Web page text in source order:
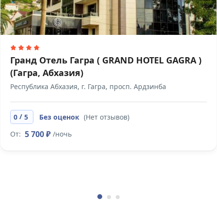
Гранд Отель Гагра ( GRAND HOTEL GAGRA )
(Гагра, Абхазия)
Республика Абхазия, г. Гагра, просп. Ардзинба
0 / 5 Без оценок (Нет отзывов)
От: 5 700 ₽ /ночь